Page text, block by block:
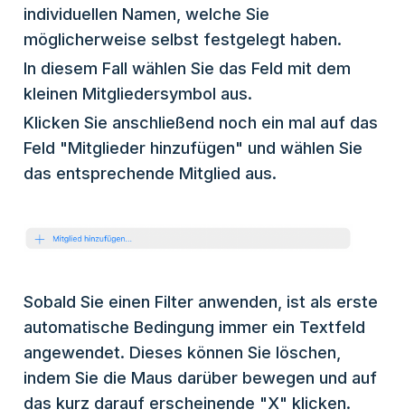
individuellen Namen, welche Sie
möglicherweise selbst festgelegt haben.
In diesem Fall wählen Sie das Feld mit dem
kleinen Mitgliedersymbol aus.
Klicken Sie anschließend noch ein mal auf das
Feld "Mitglieder hinzufügen" und wählen Sie
das entsprechende Mitglied aus.
Sobald Sie einen Filter anwenden, ist als erste
automatische Bedingung immer ein Textfeld
angewendet. Dieses können Sie löschen,
indem Sie die Maus darüber bewegen und auf
das kurz darauf erscheinende "X" klicken.